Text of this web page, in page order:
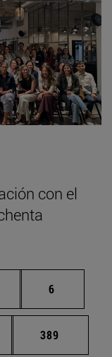
con el
Páginas intermedias
Página
6
intermedias
Página
389